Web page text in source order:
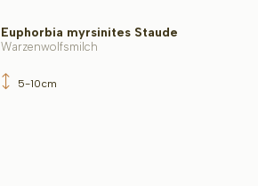
Euphorbia myrsinites Staude
Warzenwolfsmilch
5-10cm